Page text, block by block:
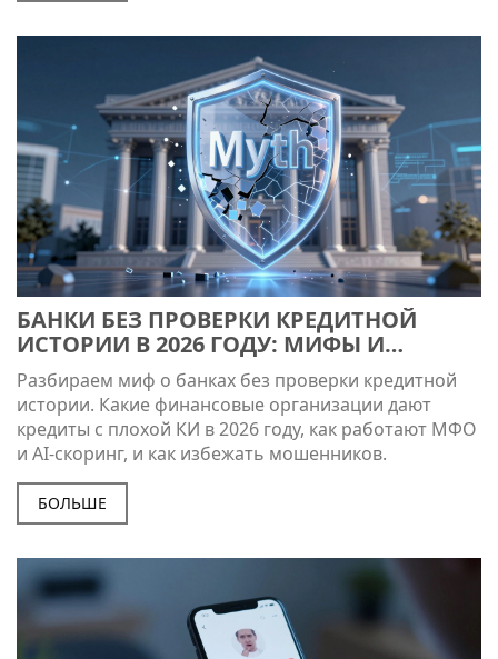
БАНКИ БЕЗ ПРОВЕРКИ КРЕДИТНОЙ
ИСТОРИИ В 2026 ГОДУ: МИФЫ И
РЕАЛЬНЫЕ ВАРИАНТЫ
Разбираем миф о банках без проверки кредитной
истории. Какие финансовые организации дают
кредиты с плохой КИ в 2026 году, как работают МФО
и AI-скоринг, и как избежать мошенников.
БОЛЬШЕ